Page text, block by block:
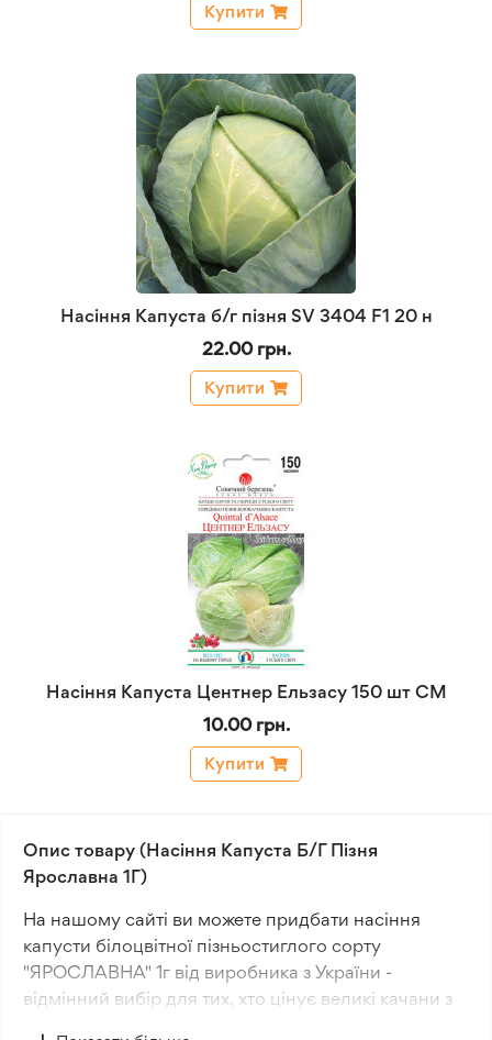
Купити
Насіння Капуста б/г пізня SV 3404 F1 20 н
22.00 грн.
Купити
Насіння Капуста Центнер Ельзасу 150 шт СМ
10.00 грн.
Купити
Опис товару (Насіння Капуста Б/Г Пізня
Ярославна 1Г)
На нашому сайті ви можете придбати насіння
капусти білоцвітної пізньостиглого сорту
"ЯРОСЛАВНА" 1г від виробника з України -
відмінний вибір для тих, хто цінує великі качани з